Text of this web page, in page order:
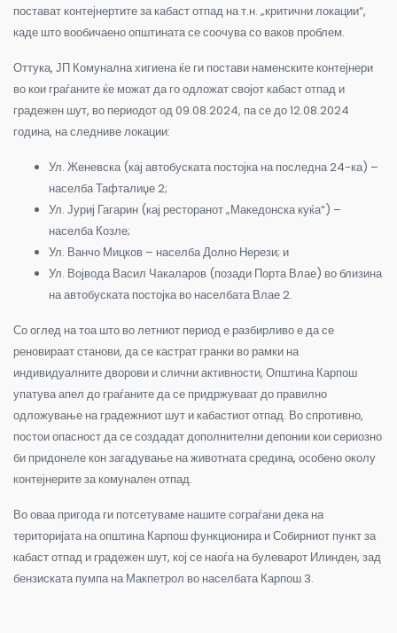
постават контејнертите за кабаст отпад на т.н. „критични локации“,
каде што вообичаено општината се соочува со ваков проблем.
Оттука, ЈП Комунална хигиена ќе ги постави наменските контејнери
во кои граѓаните ќе можат да го одложат својот кабаст отпад и
градежен шут, во периодот од 09.08.2024, па се до 12.08.2024
година, на следниве локации:
Ул. Женевска (кај автобуската постојка на последна 24-ка) –
населба Тафталиџе 2;
Ул. Јуриј Гагарин (кај ресторанот „Македонска куќа“) –
населба Козле;
Ул. Ванчо Мицков – населба Долно Нерези; и
Ул. Војвода Васил Чакаларов (позади Порта Влае) во близина
на автобуската постојка во населбата Влае 2.
Со оглед на тоа што во летниот период е разбирливо е да се
реновираат станови, да се кастрат гранки во рамки на
индивидуалните дворови и слични активности, Општина Карпош
упатува апел до граѓаните да се придржуваат до правилно
одложување на градежниот шут и кабастиот отпад. Во спротивно,
постои опасност да се создадат дополнителни депонии кои сериозно
би придонеле кон загадување на животната средина, особено околу
контејнерите за комунален отпад.
Во оваа пригода ги потсетуваме нашите сограѓани дека на
територијата на општина Карпош функционира и Собирниот пункт за
кабаст отпад и градежен шут, кој се наоѓа на булеварот Илинден, зад
бензиската пумпа на Макпетрол во населбата Карпош 3.